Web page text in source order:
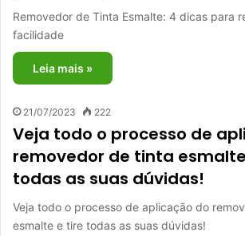
Removedor de Tinta Esmalte: 4 dicas para
facilidade
Leia mais »
21/07/2023 222
Veja todo o processo de
removedor de tinta
todas as suas dúvidas!
Veja todo o processo de aplicação do
esmalte e tire todas as suas dúvidas!